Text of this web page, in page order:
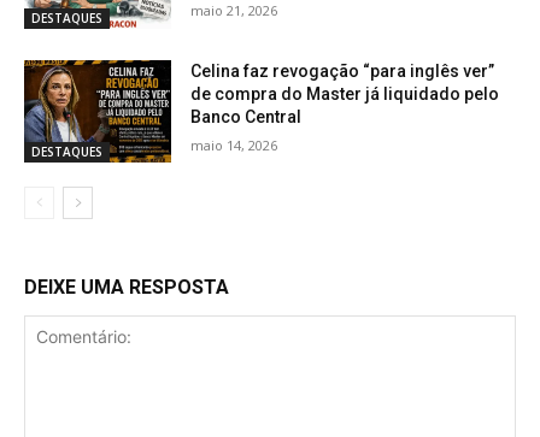
DESTAQUES maio 21, 2026
DESTAQUES
Celina faz revogação “para inglês ver”
de compra do Master já liquidado pelo
Banco Central
maio 14, 2026
DEIXE UMA RESPOSTA